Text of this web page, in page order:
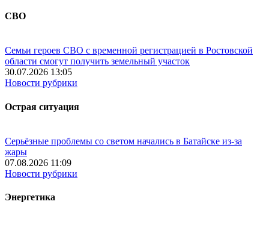
СВО
Семьи героев СВО с временной регистрацией в Ростовской
области смогут получить земельный участок
30.07.2026 13:05
Новости рубрики
Острая ситуация
Серьёзные проблемы со светом начались в Батайске из-за
жары
07.08.2026 11:09
Новости рубрики
Энергетика